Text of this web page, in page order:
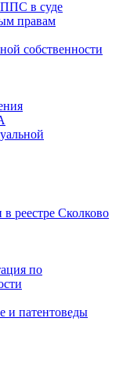
в суде
правам
собственности
реестре Сколково
по
и патентоведы